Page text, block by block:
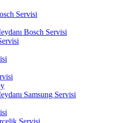
Servisi
Bosch Servisi
Samsung Servisi